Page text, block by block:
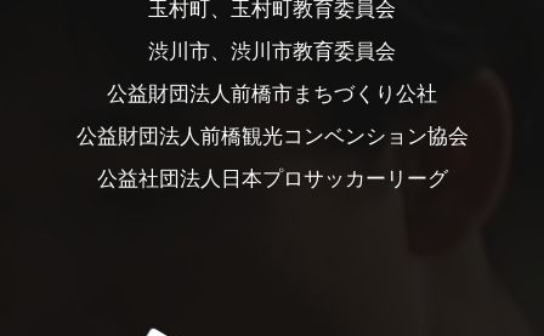
玉村町、玉村町教育委員会
渋川市、渋川市教育委員会
公益財団法人前橋市まちづくり公社
公益財団法人前橋観光コンベンション協会
公益社団法人日本プロサッカーリーグ